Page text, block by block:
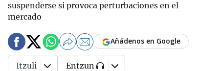
suspenderse si provoca perturbaciones en el
mercado
Añádenos en Google
Itzuli Entzun